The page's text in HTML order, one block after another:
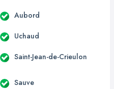
Aubord
Uchaud
Saint-Jean-de-Crieulon
Sauve